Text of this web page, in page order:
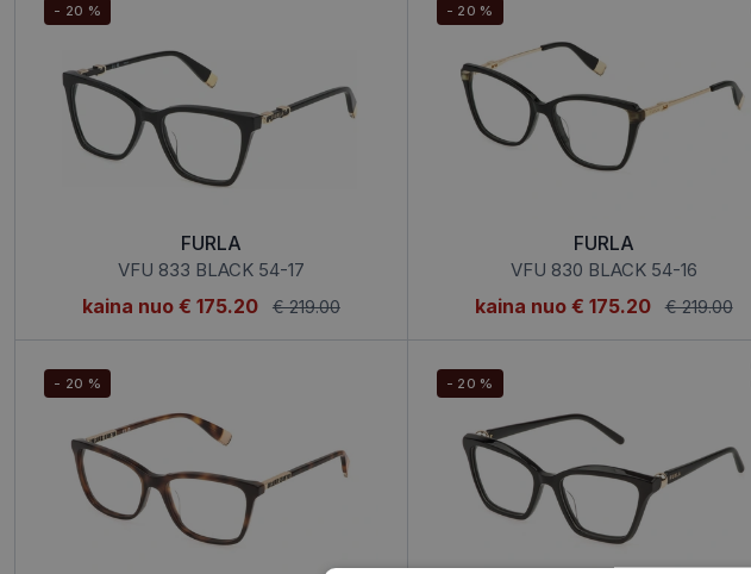
- 20 %
FURLA
VFU 833 BLACK 54-17
kaina nuo€ 175.20 € 219.00
- 20 %
FURLA
VFU 830 BLACK 54-16
kaina nuo€ 175.20 € 219.00
- 20 % - 20 %